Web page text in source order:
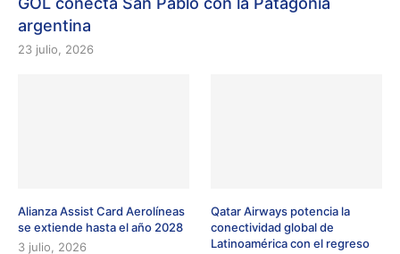
argentina
23 julio, 2026
Alianza Assist Card Aerolíneas
se extiende hasta el año 2028
3 julio, 2026
Qatar Airways potencia la
conectividad global de
Latinoamérica con el regreso